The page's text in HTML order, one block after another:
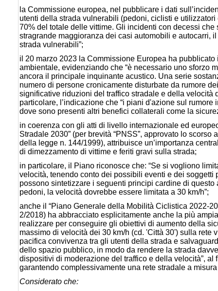
la Commissione europea, nel pubblicare i dati
utenti della strada vulnerabili (pedoni, ciclisti e
70% del totale delle vittime. Gli incidenti con decessi
stragrande maggioranza dei casi automobili e autocarri,
strada vulnerabili”;
il 20 marzo 2023 la Commissione Europea ha
ambientale, evidenziando che “è necessario uno sforzo
ancora il principale inquinante acustico. Una serie
numero di persone cronicamente disturbate da rumore
significative riduzioni del traffico stradale e della velocità
particolare, l’indicazione che “i piani d'azione sul
dove sono presenti altri benefici collaterali come la
in coerenza con gli atti di livello internazionale ed
Stradale 2030” (per brevità “PNSS”, approvato lo
della legge n. 144/1999), attribuisce un’importanza
di dimezzamento di vittime e feriti gravi sulla strada;
in particolare, il Piano riconosce che: “Se si vogliono
velocità, tenendo conto dei possibili eventi e dei
possono sintetizzare i seguenti principi cardine di
pedoni, la velocità dovrebbe essere limitata a 30 km/h”;
anche il “Piano Generale della Mobilità Ciclistica 2022-
2/2018) ha abbracciato esplicitamente anche la più
realizzare per conseguire gli obiettivi di aumento della
massimo di velocità dei 30 km/h (cd. 'Città 30') sulla
pacifica convivenza tra gli utenti della strada e
dello spazio pubblico, in modo da rendere la strada
dispositivi di moderazione del traffico e della velocità”,
garantendo complessivamente una rete stradale a
Considerato che: